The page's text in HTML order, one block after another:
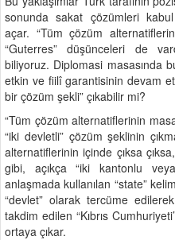
sonunda sakat çözümleri
açar. “Tüm çözüm
“Guterres” düşünceleri de
biliyoruz. Diplomasi masasında
etkin ve fiilî garantisinin devam
bir çözüm şekli” çıkabilir mi?
“Tüm çözüm alternatiflerinin
“iki devletli” çözüm şeklinin
alternatiflerinin içinde çıksa
gibi, açıkça “iki kantonlu
anlaşmada kullanılan “state”
“devlet” olarak tercüme
takdim edilen “Kıbrıs
ortaya çıkar.